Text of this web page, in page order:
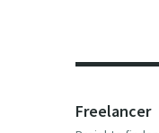
Freelancer